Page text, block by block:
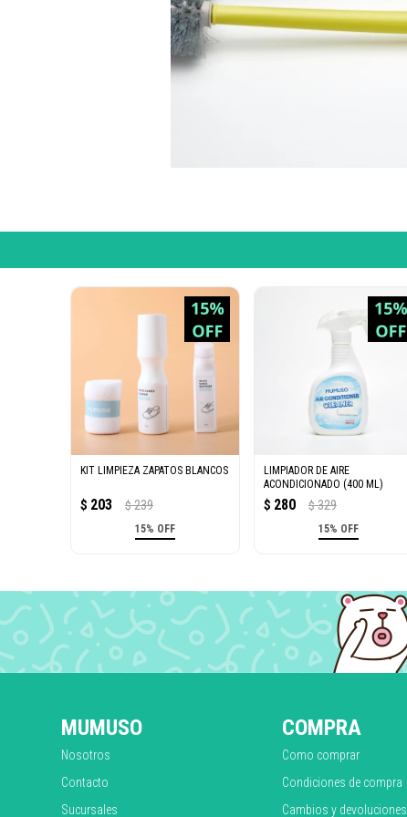
KIT LIMPIEZA ZAPATOS BLANCOS
$ 203 $ 239
15% OFF
LIMPIADOR DE AIRE
ACONDICIONADO (400 ML)
$ 280 $ 329
15% OFF
MUMUSO
Nosotros
Contacto
Sucursales
COMPRA
Como comprar
Condiciones de compra
Cambios y devoluciones